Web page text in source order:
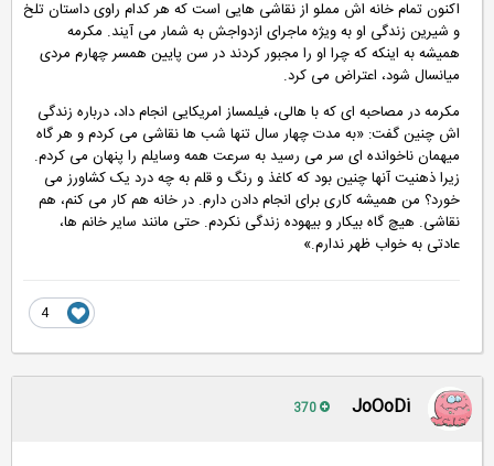
اکنون تمام خانه اش مملو از نقاشی هایی است که هر کدام راوی داستان تلخ
و شیرین زندگی او به ویژه ماجرای ازدواجش به شمار می آیند. مکرمه
همیشه به اینکه که چرا او را مجبور کردند در سن پایین همسر چهارم مردی
میانسال شود، اعتراض می کرد.
مکرمه در مصاحبه ای که با هالی، فیلمساز امریکایی انجام داد، درباره زندگی
اش چنین گفت: «به مدت چهار سال تنها شب ها نقاشی می کردم و هر گاه
میهمان ناخوانده ای سر می رسید به سرعت همه وسایلم را پنهان می کردم.
زیرا ذهنیت آنها چنین بود که کاغذ و رنگ و قلم به چه درد یک کشاورز می
خورد؟ من همیشه کاری برای انجام دادن دارم. در خانه هم کار می کنم، هم
نقاشی. هیچ گاه بیکار و بیهوده زندگی نکردم. حتی مانند سایر خانم ها،
عادتی به خواب ظهر ندارم.»
JoOoDi